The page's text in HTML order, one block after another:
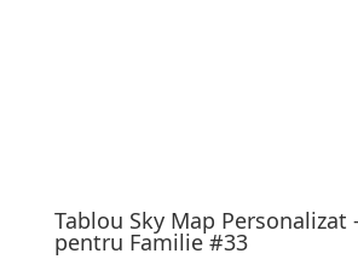
Tablou Sky Map Personalizat
pentru Familie #33